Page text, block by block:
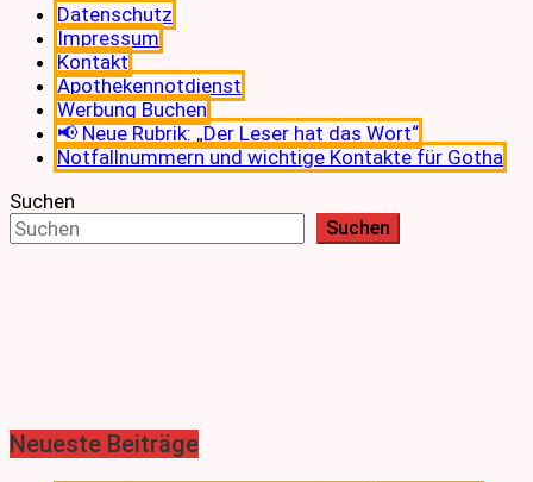
Datenschutz
Impressum
Kontakt
Apothekennotdienst
Werbung Buchen
📢 Neue Rubrik: „Der Leser hat das Wort“
Notfallnummern und wichtige Kontakte für Gotha
Suchen
Suchen
Neueste Beiträge